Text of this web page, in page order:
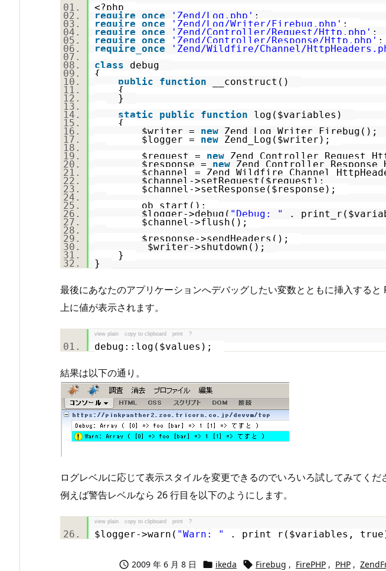
<?php
require_once 'Zend/Log.php' ;
require_once 'Zend/Log/Writer/Firebug.php' ;
require_once 'Zend/Controller/Request/Http.php' ;
require_once 'Zend/Controller/Response/Http.php'
require_once 'Zend/Wildfire/Channel/
class debug
{
public function __construct()
{
}
static
public function log( $variables )
{
$writer = new Zend_Log_Writer_Firebug();
$logger = new Zend_Log( $writer );
$request
= new
$response = new
$channel =
$channel ->setRequest( $request );
$channel ->setResponse( $response );
ob_start();
$logger->debug( "Debug: " . print_r(
$channel ->flush ();
$response->sendHeaders();
$writer->shutdown();
}
}
最後にあなたのアプリケーションへデバッグしたい変数とともに挿入する
上に値が表示されます。
view plain copy to clipboard print ?
debug::log( $values );
結果は以下の通り。
ログレベルに応じて表示スタイルを変更できるのでいろいろ試してみてくだ
例えば警告レベルなら 26 行目を以下のようにします。
view plain copy to clipboard print ?
$logger->warn( "Warn: " . print_r( $variables ,
 2009 年 6 月 8 日  ikeda  Firebug , FirePHP , PHP ,